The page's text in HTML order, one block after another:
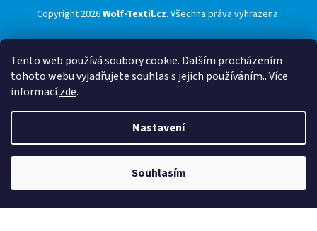
Tento web používá soubory cookie. Dalším procházením
tohoto webu vyjadřujete souhlas s jejich používáním.. Více
informacízde.
Nastavení
Souhlasím
Copyright 2026Wolf-Textil.cz. Všechna práva vyhrazena.